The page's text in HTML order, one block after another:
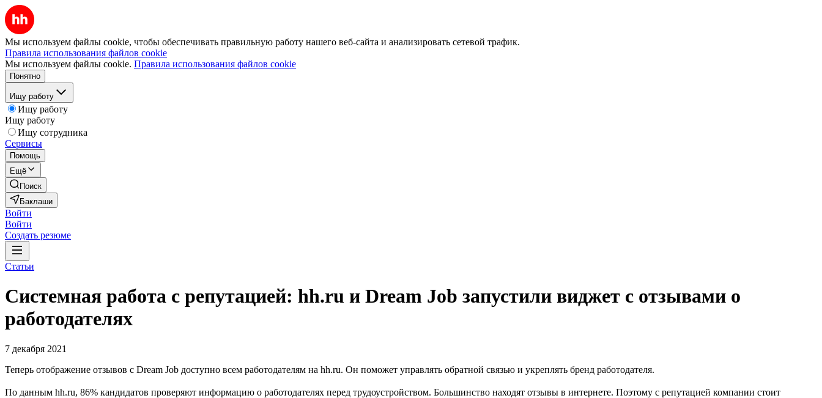
Мы используем файлы cookie, чтобы обеспечивать правильную работу нашего веб-сайта и анализировать сетевой трафик.
Правила использования файлов cookie
Мы используем файлы cookie. Правила использования файлов cookie
Понятно
Ищу работу
Ищу работу
Ищу работу
Ищу сотрудника
Сервисы
Помощь
Ещё
Поиск
Баклаши
Войти
Войти
Создать резюме
Статьи
Системная работа с репутацией: hh.ru и Dream Job запустили виджет с отзывами о
работодателях
7 декабря 2021
Теперь отображение отзывов с Dream Job доступно всем работодателям на hh.ru. Он поможет управлять обратной связью и укреплять бренд работодателя.
По данным hh.ru, 86% кандидатов проверяют информацию о работодателях перед трудоустройством. Большинство находят отзывы в интернете. Поэтому с репутацией компании стоит